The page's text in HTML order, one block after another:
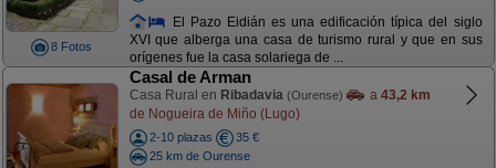
8 Fotos
El Pazo Eidián es una edificación típica del siglo
XVI que alberga una casa de turismo rural y que en sus
orígenes fue la casa solariega de ...
Casal de Arman
Casa Rural en Ribadavia (Ourense) a 43,2 km
de Nogueira de Miño (Lugo)
2-10 plazas
35 €
25 km de Ourense